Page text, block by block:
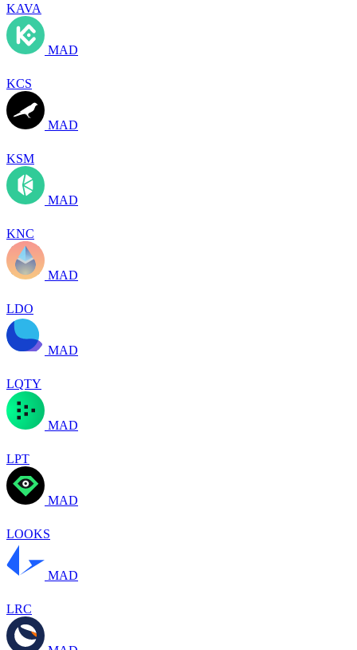
KAVA
MAD
KCS
MAD
KSM
MAD
KNC
MAD
LDO
MAD
LQTY
MAD
LPT
MAD
LOOKS
MAD
LRC